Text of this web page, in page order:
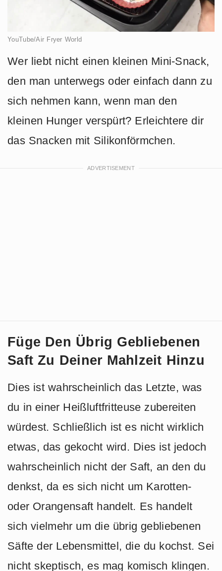
YouTube/Air Fryer World
Wer liebt nicht einen kleinen Mini-Snack,
den man unterwegs oder einfach dann zu
sich nehmen kann, wenn man den
kleinen Hunger verspürt? Erleichtere dir
das Snacken mit Silikonförmchen.
Füge Den Übrig Gebliebenen
Saft Zu Deiner Mahlzeit Hinzu
Dies ist wahrscheinlich das Letzte, was
du in einer Heißluftfritteuse zubereiten
würdest. Schließlich ist es nicht wirklich
etwas, das gekocht wird. Dies ist jedoch
wahrscheinlich nicht der Saft, an den du
denkst, da es sich nicht um Karotten-
oder Orangensaft handelt. Es handelt
sich vielmehr um die übrig gebliebenen
Säfte der Lebensmittel, die du kochst. Sei
nicht skeptisch, es mag komisch klingen.